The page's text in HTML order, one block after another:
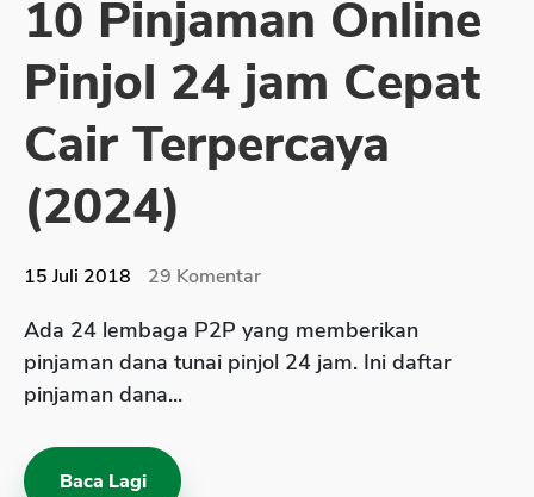
Sekuritas Saham
Bank Digital
Crypto
Assets Crypto
Exchange
Asuransi Kesehatan
Asuransi Syariah
10 Pinjaman Online
Pinjol 24 jam Cepat
Cair Terpercaya
(2024)
15 Juli 2018 29 Komentar
Ada 24 lembaga P2P yang memberikan
pinjaman dana tunai pinjol 24 jam. Ini daftar
pinjaman dana...
Baca Lagi